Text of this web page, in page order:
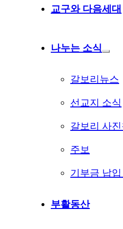
교구와 다음세대
나누는 소식
갈보리뉴스
선교지 소식
갈보리 사진
주보
기부금 납
부활동산